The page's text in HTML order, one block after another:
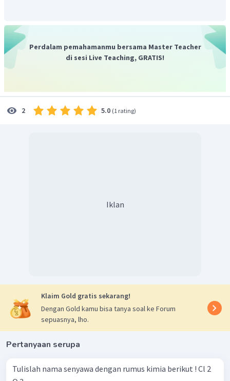
yang memiliki simbol unsur S.
Jadi, rumus kimia senyawa karbon disulfida adalah .
Perdalam pemahamanmu bersama Master Teacher
di sesi Live Teaching, GRATIS!
2 5.0 (1 rating)
Iklan
Klaim Gold gratis sekarang!
Dengan Gold kamu bisa tanya soal ke Forum
sepuasnya, lho.
Pertanyaan serupa
Tulislah nama senyawa dengan rumus kimia berikut ! Cl 2 ​